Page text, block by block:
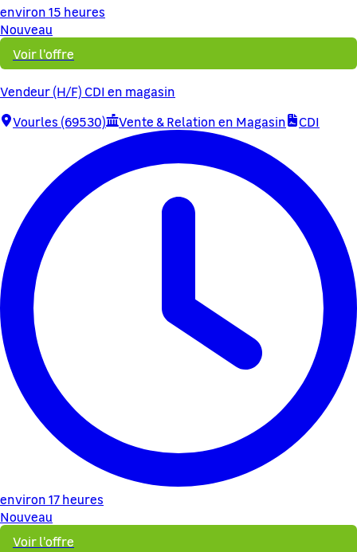
environ 15 heures
Nouveau
Voir l'offre
Vendeur (H/F) CDI en magasin
Vourles (69530)
Vente & Relation en Magasin CDI
environ 17 heures
Nouveau
Voir l'offre